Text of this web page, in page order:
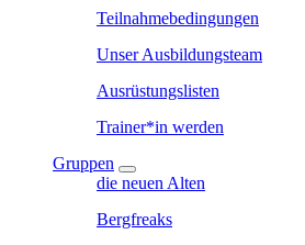
Teilnahmebedingungen
Unser Ausbildungsteam
Ausrüstungslisten
Trainer*in werden
Gruppen
die neuen Alten
Bergfreaks